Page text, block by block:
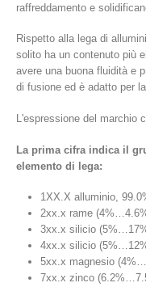
raffreddamento e
Rispetto alla lega di
solito ha un contenuto più
avere una buona fluidità e
di fusione ed è adatto per
L'espressione del marchio
La prima cifra indica il
elemento di lega:
1XX.X alluminio,
2xx.x rame
3xx.x silicio
4xx.x silicio
5xx.x magnesio
7xx.x zinco